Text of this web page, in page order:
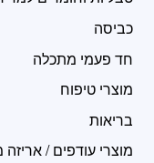
כביסה
חד פעמי מתכלה
מוצרי טיפוח
בריאות
מוצרי עודפים / אריזה